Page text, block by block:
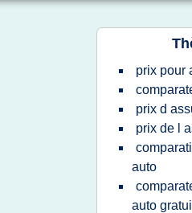
prix pour
prix d
prix de l
auto
auto